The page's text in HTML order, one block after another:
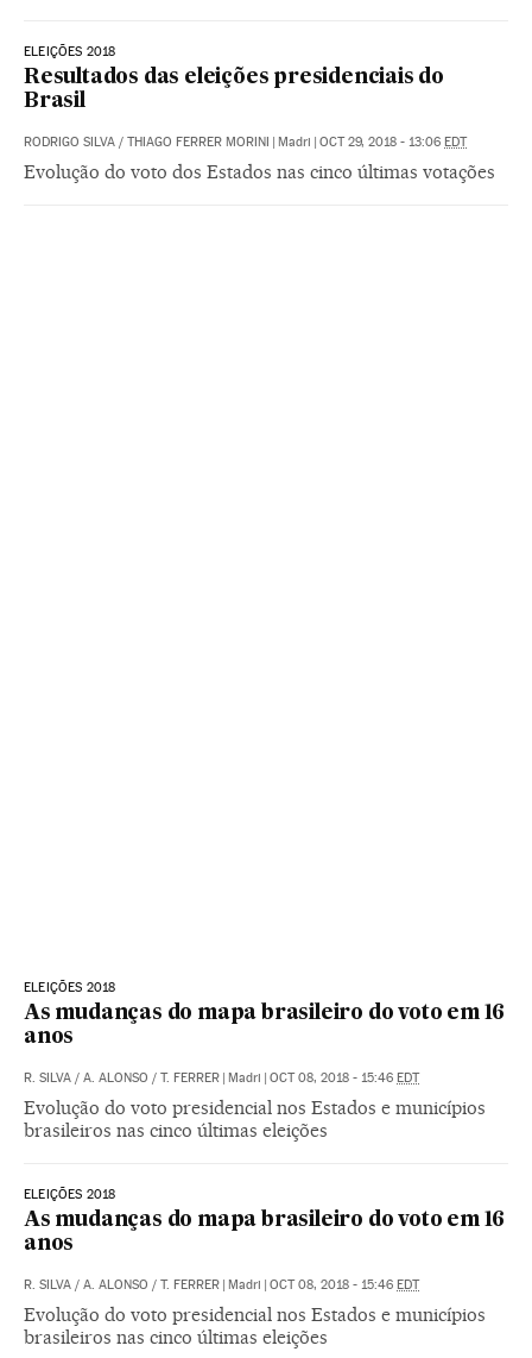
ELEIÇÕES 2018
Resultados das eleições presidenciais do
Brasil
RODRIGO SILVA / THIAGO FERRER MORINI | Madri | OCT 29, 2018 - 13:06 EDT
Evolução do voto dos Estados nas cinco últimas votações
ELEIÇÕES 2018
As mudanças do mapa brasileiro do voto em 16
anos
R. SILVA / A. ALONSO / T. FERRER | Madri | OCT 08, 2018 - 15:46 EDT
Evolução do voto presidencial nos Estados e municípios
brasileiros nas cinco últimas eleições
ELEIÇÕES 2018
As mudanças do mapa brasileiro do voto em 16
anos
R. SILVA / A. ALONSO / T. FERRER | Madri | OCT 08, 2018 - 15:46 EDT
Evolução do voto presidencial nos Estados e municípios
brasileiros nas cinco últimas eleições